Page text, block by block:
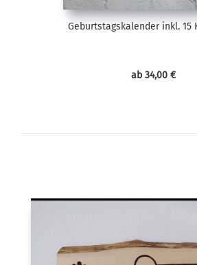
Geburtstagskalender inkl. 15
ab 34,00 €